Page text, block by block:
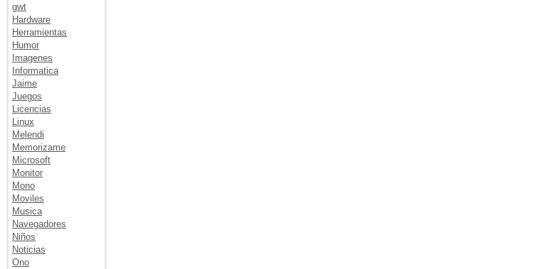
gwt
Hardware
Herramientas
Humor
Imagenes
Informatica
Jaime
Juegos
Licencias
Linux
Melendi
Memorizame
Microsoft
Monitor
Mono
Moviles
Musica
Navegadores
Niños
Noticias
Ono